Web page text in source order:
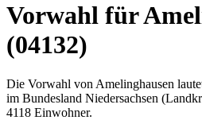
Vorwahl für
(04132)
Die Vorwahl von Amelinghausen
im Bundesland Niedersachsen
4118 Einwohner.